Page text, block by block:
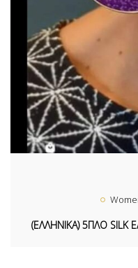
(ΕΛΛΗΝΙΚΑ) 5ΠΛΟ SILK